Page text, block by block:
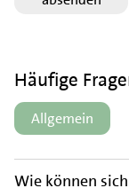
Häufige
Allgemein
Wie können